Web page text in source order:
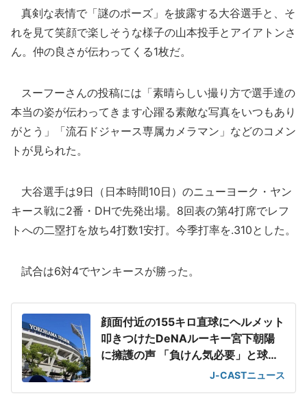
真剣な表情で「謎のポーズ」を披露する大谷選手と、そ
れを見て笑顔で楽しそうな様子の山本投手とアイアトンさ
ん。仲の良さが伝わってくる1枚だ。
スーフーさんの投稿には「素晴らしい撮り方で選手達の
本当の姿が伝わってきます心躍る素敵な写真をいつもあり
がとう」「流石ドジャース専属カメラマン」などのコメン
トが見られた。
大谷選手は9日（日本時間10日）のニューヨーク・ヤン
キース戦に2番・DHで先発出場。8回表の第4打席でレフ
トへの二塁打を放ち4打数1安打。今季打率を.310とした。
試合は6対4でヤンキースが勝った。
顔面付近の155キロ直球にヘルメット
叩きつけたDeNAルーキー宮下朝陽
に擁護の声 「負けん気必要」と球団
J-CASTニュース